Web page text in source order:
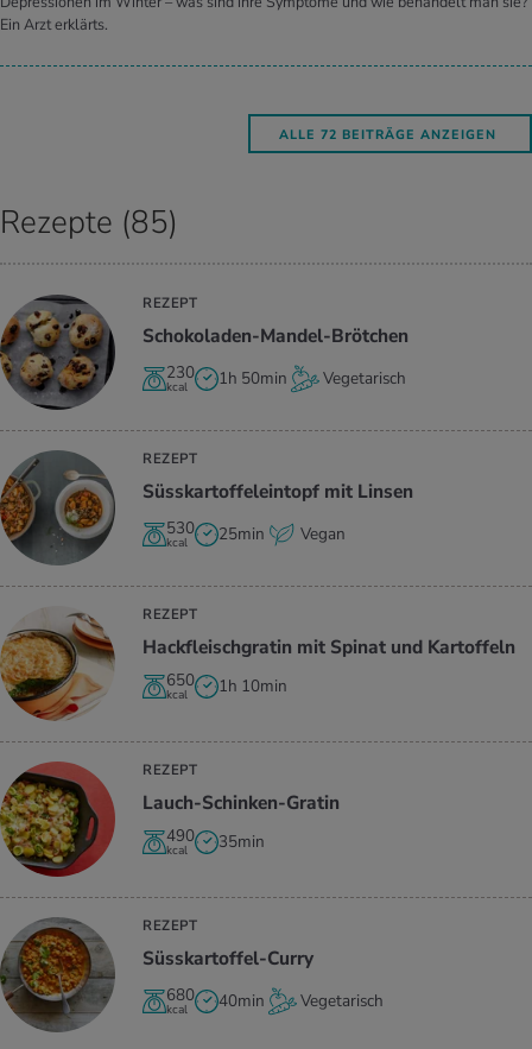
Ein Arzt erklärts.
ALLE 72 BEITRÄGE ANZEIGEN
Rezepte (85)
REZEPT
Scho­ko­la­den-Man­del-Bröt­chen
230
kcal 1h 50min Vegetarisch
REZEPT
Süss­kar­tof­fel­ein­topf mit Lin­sen
530
kcal 25min Vegan
REZEPT
Hack­fleisch­gra­tin mit Spi­nat und Kar­tof­feln
650
kcal 1h 10min
REZEPT
Lauch-Schin­ken-Gra­tin
490
kcal 35min
REZEPT
Süss­kar­tof­fel-Curry
680
kcal 40min Vegetarisch